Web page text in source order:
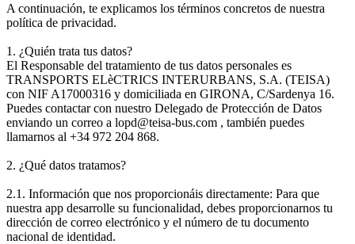
A continuación, te explicamos los términos concretos de nuestra
política de privacidad.
1. ¿Quién trata tus datos?
El Responsable del tratamiento de tus datos personales es
TRANSPORTS ELèCTRICS INTERURBANS, S.A. (TEISA)
con NIF A17000316 y domiciliada en GIRONA, C/Sardenya 16.
Puedes contactar con nuestro Delegado de Protección de Datos
enviando un correo a lopd@teisa-bus.com , también puedes
llamarnos al +34 972 204 868.
2. ¿Qué datos tratamos?
2.1. Información que nos proporcionáis directamente: Para que
nuestra app desarrolle su funcionalidad, debes proporcionarnos tu
dirección de correo electrónico y el número de tu documento
nacional de identidad.